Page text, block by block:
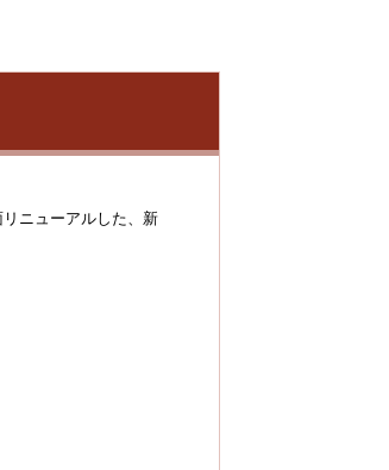
ニューアルした、新